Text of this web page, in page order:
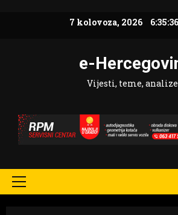
7 kolovoza, 2026
e-
Vijesti, teme,
Primary